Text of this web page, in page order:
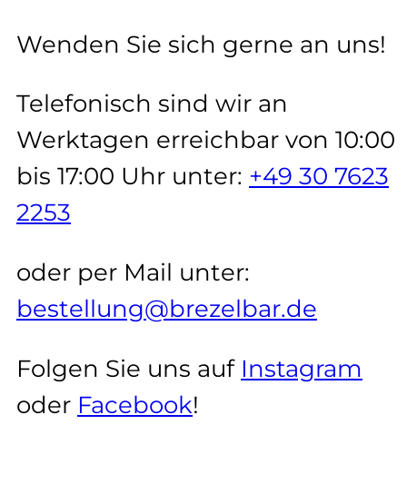
Wenden Sie sich gerne an uns!
Telefonisch sind wir an
Werktagen erreichbar von 10:00
bis 17:00 Uhr unter: +49 30 7623
2253
oder per Mail unter:
bestellung@brezelbar.de
Folgen Sie uns auf Instagram
oder Facebook!